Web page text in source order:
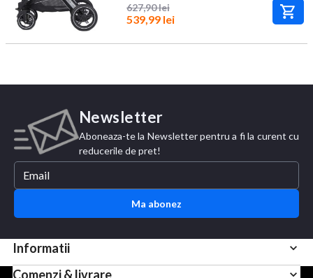
627,90 lei
539,99 lei
Newsletter
Aboneaza-te la Newsletter pentru a fi la curent cu
reducerile de pret!
Ma abonez
Informatii
Comenzi & livrare